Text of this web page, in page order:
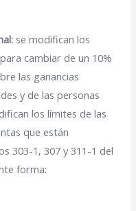
se modifican los
cambiar de un 10%
las ganancias
y de las personas
los límites de las
que están
303-1, 307 y 311-1 del
forma: